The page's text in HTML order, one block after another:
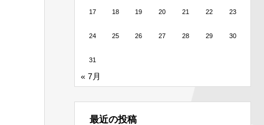
17 18 19 20 21 22 23
24 25 26 27 28 29 30
31
« 7月
最近の投稿